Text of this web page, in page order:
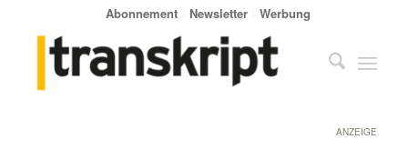
Abonnement Newsletter Werbung
ANZEIGE